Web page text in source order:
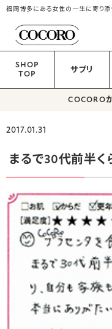
福岡博多にある女性の一生に寄り
SHOP
TOP
サプリ
COCORO
2017.01.31
まるで30代前半